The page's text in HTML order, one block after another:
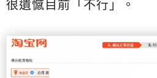
很遺憾目前「不行」。